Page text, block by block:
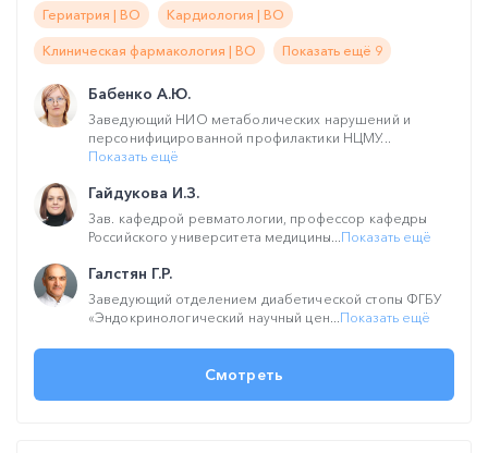
Гериатрия | ВО Кардиология | ВО
Клиническая фармакология | ВО Показать ещё 9
Бабенко А.Ю.
Заведующий НИО метаболических нарушений и
персонифицированной профилактики НЦМУ...
Показать ещё
Гайдукова И.З.
Зав. кафедрой ревматологии, профессор кафедры
Российского университета медицины...Показать ещё
Галстян Г.Р.
Заведующий отделением диабетической стопы ФГБУ
«Эндокринологический научный цен...Показать ещё
Смотреть